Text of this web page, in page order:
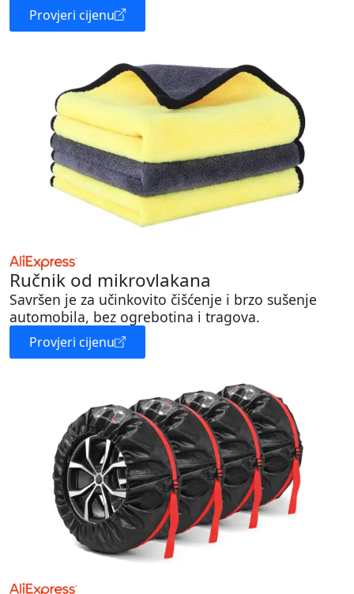
Provjeri cijenu
Ručnik od mikrovlakana
Savršen je za učinkovito čišćenje i brzo sušenje
automobila, bez ogrebotina i tragova.
Provjeri cijenu